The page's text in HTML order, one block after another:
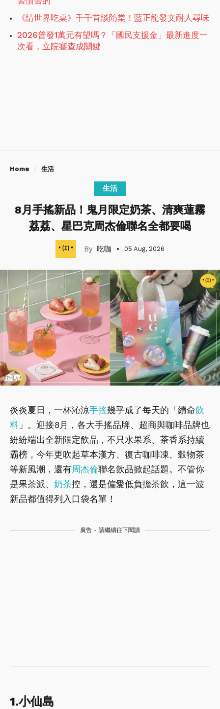
《請世界吃桌》千千首談隋棠！藍正龍發文耐人尋味
2026普發1萬元有望嗎？「國民支援金」最新進度一
次看，立院審查成關鍵
Home 生活
生活
8月手搖新品！鬼月限定奶茶、清爽蓮霧
荔荔、星巴克周杰倫聯名全都要喝
吃咖 05 Aug, 2026
炎炎夏日，一杯沁涼手搖幾乎成了每天的「續命飲
料 」。迎接8月，各大手搖品牌、超商與咖啡品牌也
紛紛端出全新限定飲品，不只水果系、茶香系持續
霸榜，今年更吹起草本漢方、復古咖啡凍、穀物茶
等新風潮，還有周杰倫聯名飲品掀起話題。不管你
是果茶派、 奶茶控，還是偏愛低負擔茶飲，這一波
新品都值得列入口袋名單！
廣告 - 請繼續往下閱讀
1.小仙島